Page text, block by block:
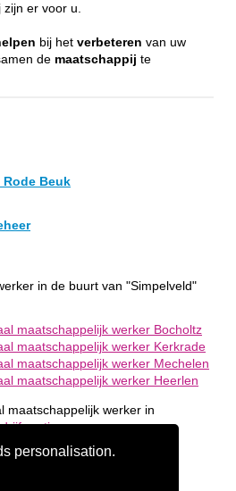
personalisation.
er voor u.
bij het verbeteren van uw
de maatschappij te
Rode Beuk
in de buurt van "Simpelveld"
maatschappelijk werker Bocholtz
maatschappelijk werker Kerkrade
maatschappelijk werker Mechelen
maatschappelijk werker Heerlen
maatschappelijk werker in
gratis aan